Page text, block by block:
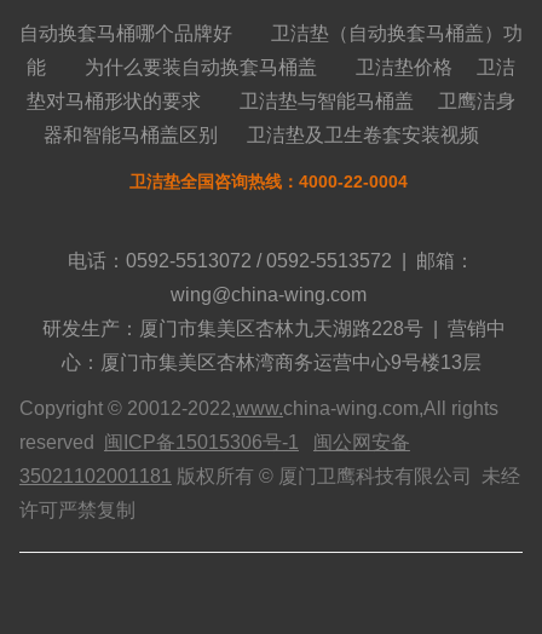
自动换套马桶哪个品牌好
卫洁垫（自动换套马桶盖）功
能
为什么要装自动换套马桶盖 卫洁垫价格
卫洁
垫对马桶形状的要求
卫洁垫与智能马桶盖
卫鹰洁身
器和智能马桶盖区别
卫洁垫及卫生卷套安装视频
卫洁垫全国咨询热线：4000-22-0004
电话：0592-5513072 / 0592-5513572 | 邮箱：
wing@china-wing.com
研发生产：厦门市集美区杏林九天湖路228号 | 营销中
心：厦门市集美区杏林湾商务运营中心9号楼13层
Copyright © 20012-2022,www.china-wing.com,All rights
reserved 闽ICP备15015306号-1
闽公网安备
35021102001181
版权所有 © 厦门卫鹰科技有限公司 未经
许可严禁复制